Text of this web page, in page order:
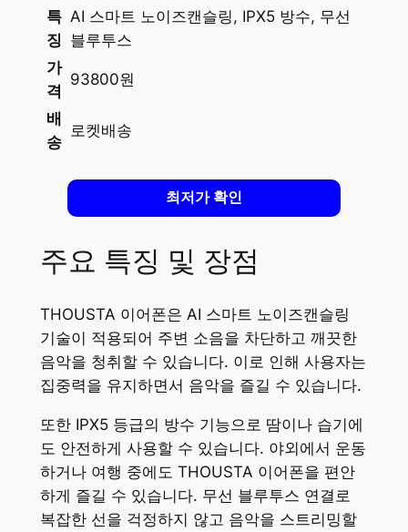
특
징
AI 스마트 노이즈캔슬링, IPX5 방수, 무선
블루투스
가
격
93800원
배
송
로켓배송
최저가 확인
주요 특징 및 장점
THOUSTA 이어폰은 AI 스마트 노이즈캔슬링
기술이 적용되어 주변 소음을 차단하고 깨끗한
음악을 청취할 수 있습니다. 이로 인해 사용자는
집중력을 유지하면서 음악을 즐길 수 있습니다.
또한 IPX5 등급의 방수 기능으로 땀이나 습기에
도 안전하게 사용할 수 있습니다. 야외에서 운동
하거나 여행 중에도 THOUSTA 이어폰을 편안
하게 즐길 수 있습니다. 무선 블루투스 연결로
복잡한 선을 걱정하지 않고 음악을 스트리밍할